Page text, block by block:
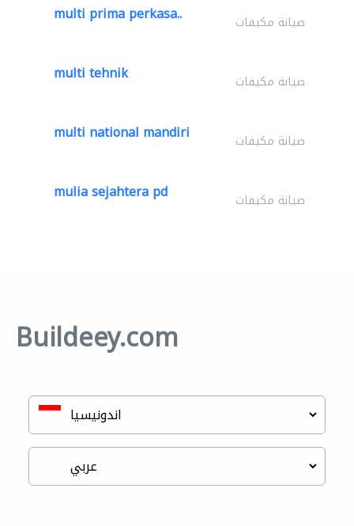
multi prima perkasa.. صيانة مكيفات
multi tehnik صيانة مكيفات
multi national mandiri صيانة مكيفات
mulia sejahtera pd صيانة مكيفات
Buildeey.com